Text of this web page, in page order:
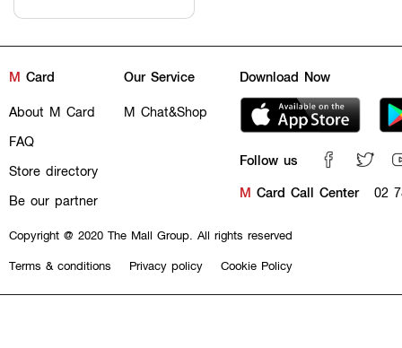
M Card
About M Card
FAQ
Store directory
Be our partner
Our Service
M Chat&Shop
Download Now
Follow us
M Card Call Center 02
Copyright @ 2020 The Mall Group. All rights reserved
Terms & conditions
Privacy policy Cookie Policy